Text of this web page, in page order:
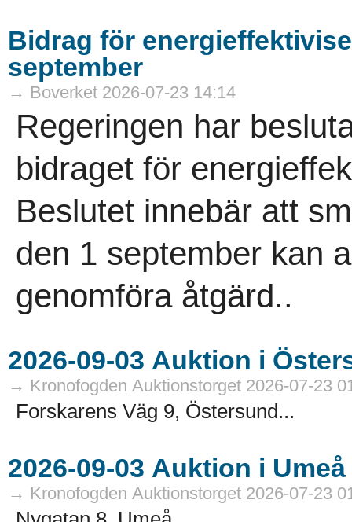
Bidrag för
september
→ Boverket 2026-07-23 14:14
Regeringen har
bidraget för
Beslutet innebär att
den 1 september kan
genomföra åtgärd..
→ Kronofogden Auktionstorget 2026-07-23
Forskarens Väg 9, Östersund...
→ Kronofogden Auktionstorget 2026-07-23